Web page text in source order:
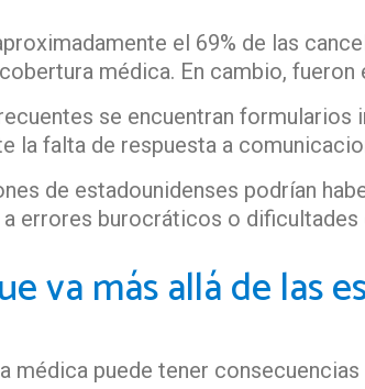
el 69% de las
médica. En cambio,
se encuentran
la falta de respuesta a
de estadounidenses podrían
errores burocráticos o
va más allá de las
médica puede tener